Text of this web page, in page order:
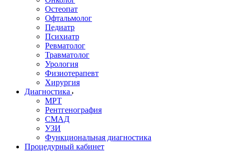
Остеопат
Офтальмолог
Педиатр
Психиатр
Ревматолог
Травматолог
Урология
Физиотерапевт
Хирургия
Диагностика
МРТ
Рентгенография
СМАД
УЗИ
Функциональная диагностика
Процедурный кабинет